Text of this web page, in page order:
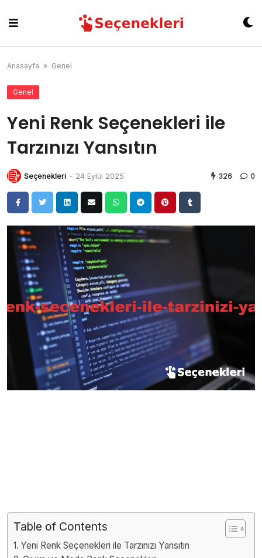
content
Anasayfa » Genel
Genel
Yeni Renk Seçenekleri ile
Tarzınızı Yansıtın
Seçenekleri - 24 Eylül 2025 326 0
Table of Contents
Yeni Renk Seçenekleri ile Tarzınızı Yansıtın